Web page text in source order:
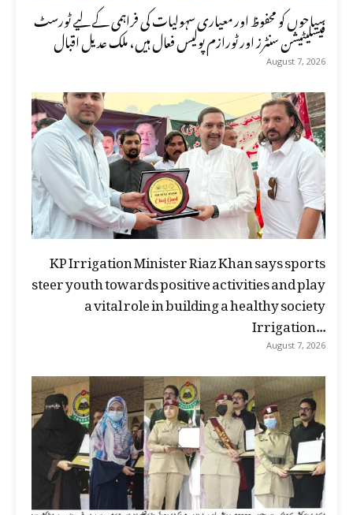
سیاحوں کو محفوظ اور معیاری سہولیات کی فراہمی کے لیے ٹورسٹ
فیسلیٹیشن سنٹرز اور ٹورازم پولیس فعال ہیں، ملک عدیل اقبال
August 7, 2026
KP Irrigation Minister Riaz Khan says sports
steer youth towards positive activities and play
a vital role in building a healthy society
Irrigation...
August 7, 2026